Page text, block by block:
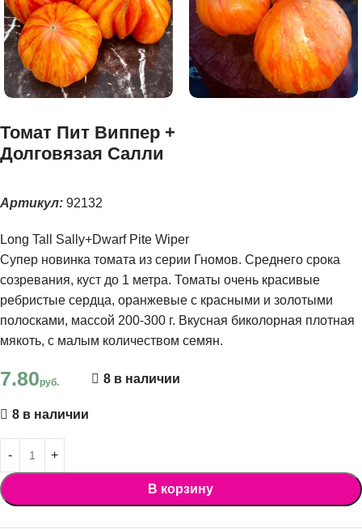
Томат Пит Виппер +
Долговязая Салли
Артикул: 92132
Long Tall Sally+Dwarf Pite Wiper
Супер новинка томата из серии Гномов. Среднего срока
созревания, куст до 1 метра. Томаты очень красивые
ребристые сердца, оранжевые с красными и золотыми
полосками, массой 200-300 г. Вкусная биколорная плотная
мякоть, с малым количеством семян.
7.80руб. 8 в наличии
8 в наличии
В корзину